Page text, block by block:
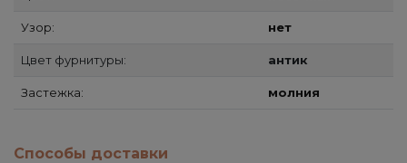
Узор: нет
Цвет фурнитуры: антик
Застежка: молния
Способы доставки